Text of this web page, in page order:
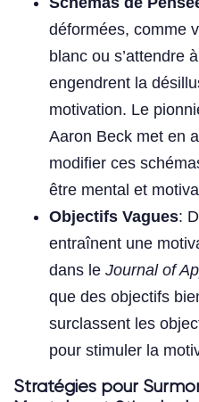
déformées, comme
blanc ou s’attendre
engendrent la
motivation. Le
Aaron Beck met en
modifier ces
être mental et
Objectifs Vagues:
entraînent une
dans le Journal of
que des objectifs
surclassent les
pour stimuler la
Stratégies pour